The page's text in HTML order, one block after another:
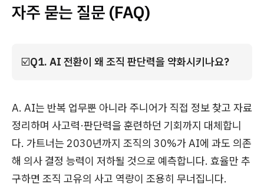
자주 묻는 질문 (FAQ)
☑️Q1. AI 전환이 왜 조직 판단력을 약화시키나요?
A. AI는 반복 업무뿐 아니라 주니어가 직접 정보 찾고 자료
정리하며 사고력·판단력을 훈련하던 기회까지 대체합니
다. 가트너는 2030년까지 조직의 30%가 AI에 과도 의존
해 의사 결정 능력이 저하될 것으로 예측합니다. 효율만 추
구하면 조직 고유의 사고 역량이 조용히 무너집니다.